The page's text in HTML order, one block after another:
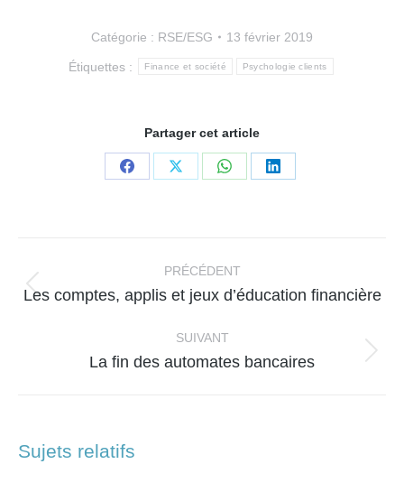
Catégorie : RSE/ESG 13 février 2019
Étiquettes : Finance et société Psychologie clients
Partager cet article
PartagerPartagerPartagerPartager
article
PRÉCÉDENT
Article
:
Les comptes, applis et jeux d’éducation financière
SUIVANT
Article
La fin des automates bancaires
Sujets relatifs